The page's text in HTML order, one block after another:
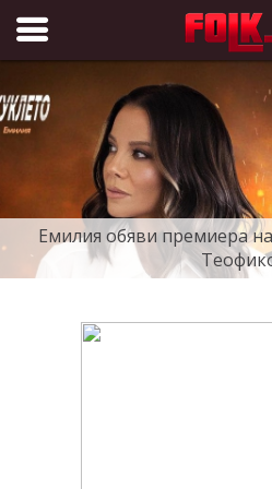
Folk.bg
Емилия обяви премиера